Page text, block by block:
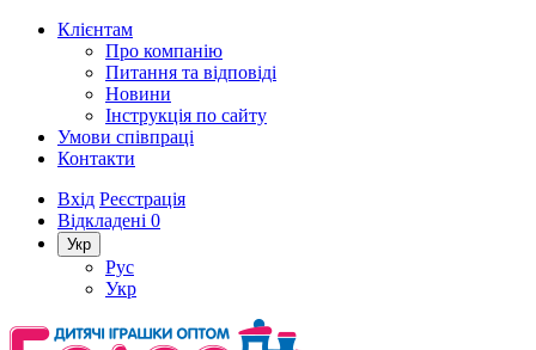
Клієнтам
Про компанію
Питання та відповіді
Новини
Інструкція по сайту
Умови співпраці
Контакти
Вхід Реєстрація
Відкладені 0
Укр
Рус
Укр